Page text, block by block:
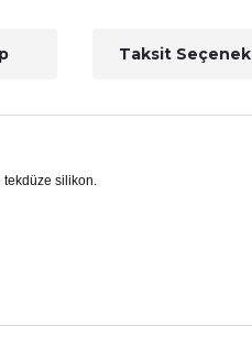
Taksit
tekdüze silikon.